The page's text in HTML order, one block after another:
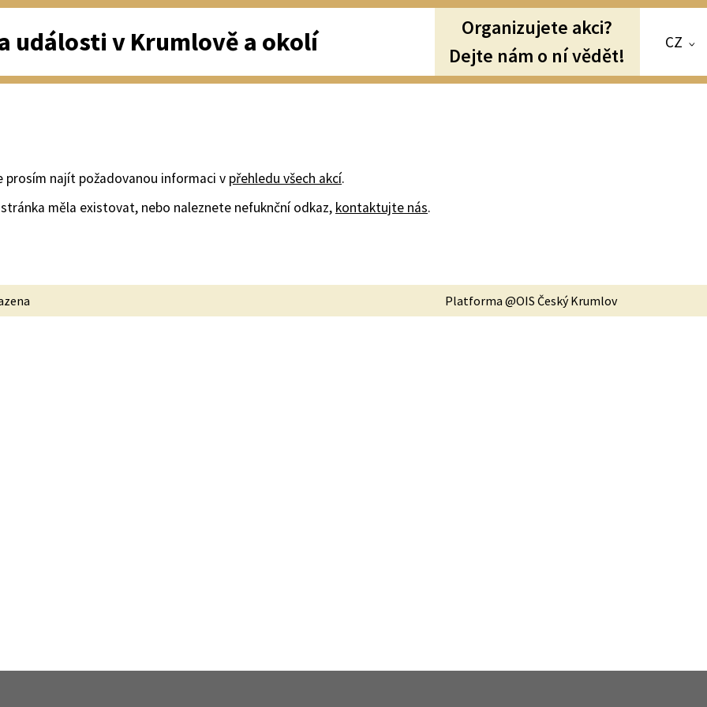
události v Krumlově a okolí
Organizujete akci?
Dejte nám o ní vědět!
CZ
prosím najít požadovanou informaci v přehledu všech akcí.
měla existovat, nebo naleznete nefuknční odkaz, kontaktujte nás.
Platforma @OIS Český Krumlov